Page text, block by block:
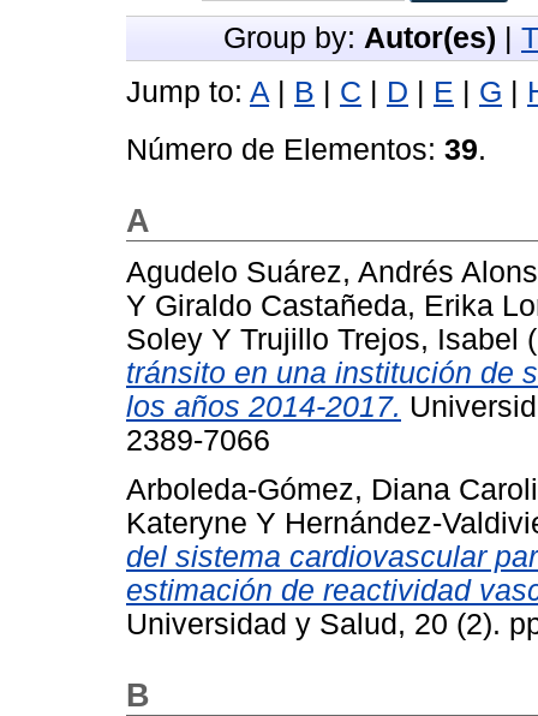
Group by: Autor(es) |
Jump to: A | B | C | D | E | G |
Número de Elementos: 39.
A
Agudelo Suárez, Andrés
Y Giraldo Castañeda, Erika
Soley Y Trujillo Trejos, Isabel
tránsito en una institución de
los años 2014-2017.
2389-7066
Arboleda-Gómez, Diana
Kateryne Y Hernández-
del sistema cardiovascular
estimación de reactividad
Universidad y Salud, 20 (2).
B